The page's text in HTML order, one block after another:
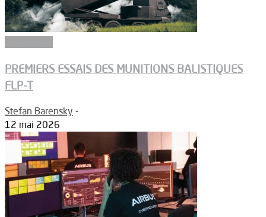
PREMIERS ESSAIS DES MUNITIONS BALISTIQUES
FLP-T
Stefan Barensky -
12 mai 2026